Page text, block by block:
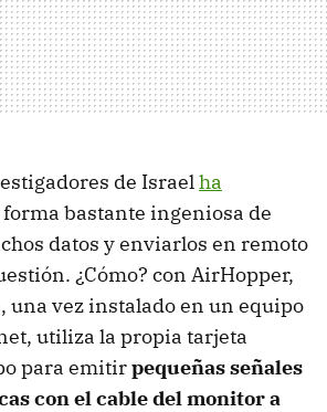
de Israelha
bastante ingeniosa de
datos y enviarlos en remoto
¿Cómo? con AirHopper,
una vez instalado en un equipo
utiliza la propia tarjeta
para emitirpequeñas señales
con el cable del monitor a